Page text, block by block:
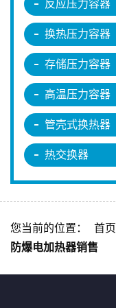
反应压力容器
换热压力容器
存储压力容器
高温压力容器
管壳式换热器
热交换器
您当前的位置： 首页
防爆电加热器销售